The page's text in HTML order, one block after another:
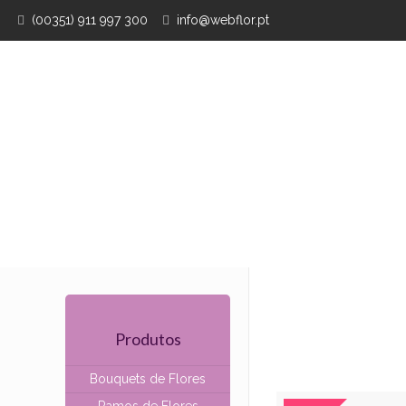
(00351) 911 997 300 info@webflor.pt
Produtos
Bouquets de Flores